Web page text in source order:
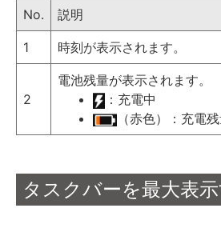
No. 説明
1 時刻が表示されます。
2
電池残量が表示されます。
：充電中
（赤色）：充電
タスクバーを最大表